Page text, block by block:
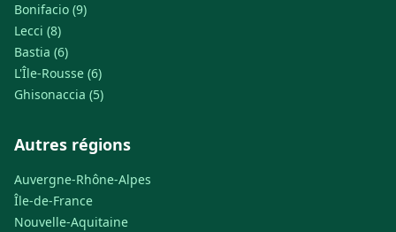
Bonifacio (9)
Lecci (8)
Bastia (6)
L'Île-Rousse (6)
Ghisonaccia (5)
Autres régions
Auvergne-Rhône-Alpes
Île-de-France
Nouvelle-Aquitaine